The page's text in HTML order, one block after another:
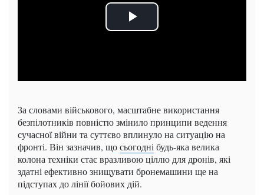
За словами військового, масштабне використання
безпілотників повністю змінило принципи ведення
сучасної війни та суттєво вплинуло на ситуацію на
фронті. Він зазначив, щосьогодні будь-яка велика
колона техніки стає вразливою ціллю для дронів, які
здатні ефективно знищувати бронемашини ще на
підступах до лінії бойових дій.